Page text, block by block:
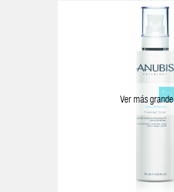
Ver más grande